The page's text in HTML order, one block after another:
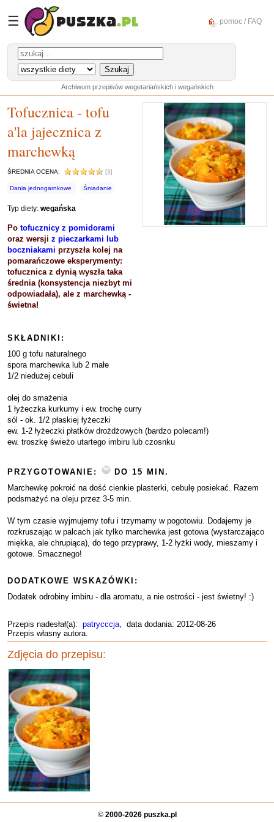
☰ pomoc / FAQ
Archiwum przepisów wegetariańskich i wegańskich
Tofucznica - tofu
a'la jajecznica z
marchewką
ŚREDNIA OCENA: [3]
Dania jednogarnkowe Śniadanie
Typ diety: wegańska
Po tofucznicy z pomidorami
oraz wersji z pieczarkami lub
boczniakami przyszła kolej na
pomarańczowe eksperymenty:
tofucznica z dynią wyszła taka
średnia (konsystencja niezbyt mi
odpowiadała), ale z marchewką -
świetna!
SKŁADNIKI:
100 g tofu naturalnego
spora marchewka lub 2 małe
1/2 niedużej cebuli
olej do smażenia
1 łyżeczka kurkumy i ew. trochę curry
sól - ok. 1/2 płaskiej łyżeczki
ew. 1-2 łyżeczki płatków drożdżowych (bardzo polecam!)
ew. troszkę świeżo utartego imbiru lub czosnku
PRZYGOTOWANIE:
DO 15 MIN.
Marchewkę pokroić na dość cienkie plasterki, cebulę posiekać. Razem
podsmażyć na oleju przez 3-5 min.
W tym czasie wyjmujemy tofu i trzymamy w pogotowiu. Dodajemy je
rozkruszając w palcach jak tylko marchewka jest gotowa (wystarczająco
miękka, ale chrupiąca), do tego przyprawy, 1-2 łyżki wody, mieszamy i
gotowe. Smacznego!
DODATKOWE WSKAZÓWKI:
Dodatek odrobiny imbiru - dla aromatu, a nie ostrości - jest świetny! :)
Przepis nadesłał(a): patrycccja, data dodania: 2012-08-26
Przepis własny autora.
Zdjęcia do przepisu:
© 2000-2026 puszka.pl